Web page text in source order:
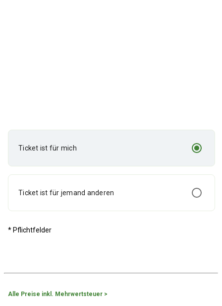
Ticket ist für mich
Ticket ist für jemand anderen
* Pflichtfelder
Alle Preise inkl. Mehrwertsteuer >